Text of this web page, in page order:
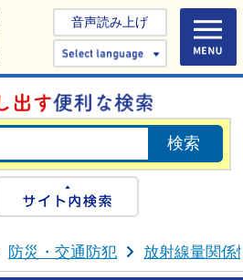
音声読み上げ
Select
Google検索
防災・交通防犯 放射線量関係